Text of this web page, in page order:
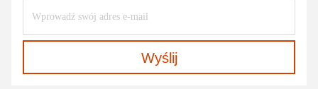
Wyślij